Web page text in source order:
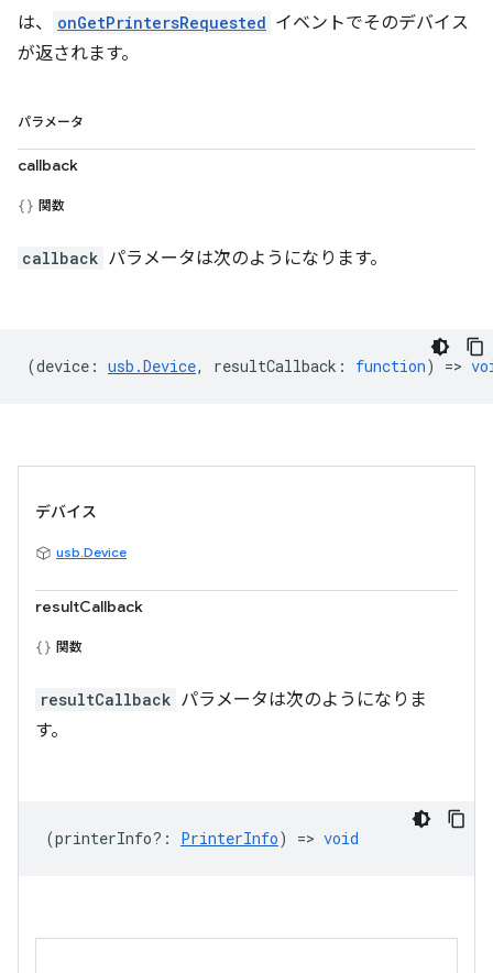
は、
onGetPrintersRequested イベントでそのデバイス
が返されます。
パラメータ
callback
関数
callback パラメータは次のようになります。
(device : usb.Device, resultCallback : function) =>
デバイス
usb.Device
resultCallback
関数
resultCallback パラメータは次のようになりま
す。
(printerInfo? : PrinterInfo) => void